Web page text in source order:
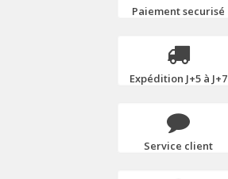
Paiement securisé
Expédition J+5 à J+7
Service client